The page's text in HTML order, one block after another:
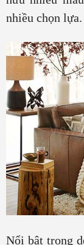
nhiều chọn lựa.
Nổi bật trong